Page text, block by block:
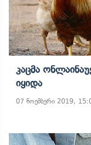
Კაცმა
Იყიდა
07 ნოემბერი 2019,